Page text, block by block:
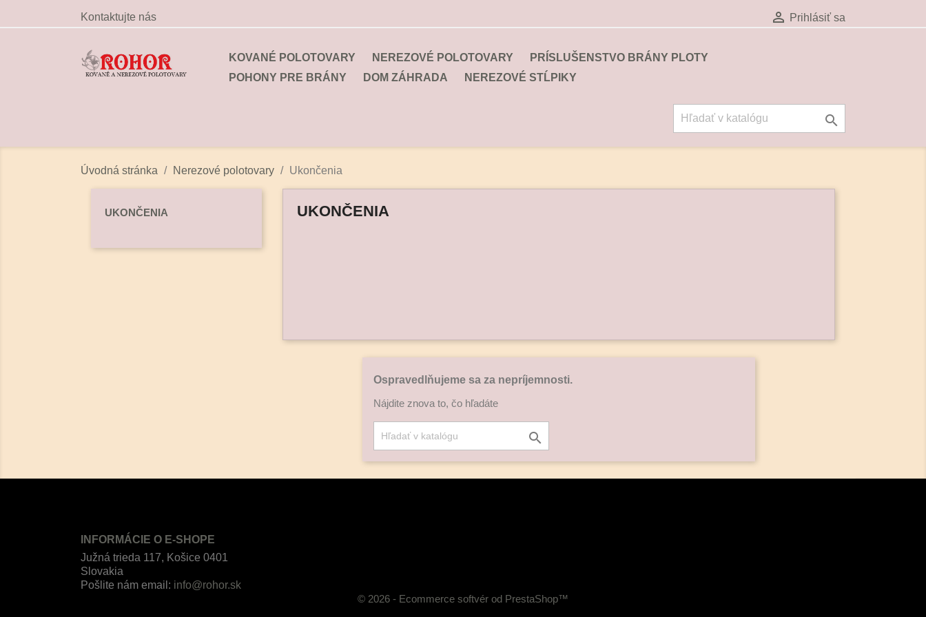
Kontaktujte nás  Prihlásiť sa
KOVANÉ POLOTOVARY NEREZOVÉ POLOTOVARY
PRÍSLUŠENSTVO BRÁNY PLOTY
POHONY PRE BRÁNY
DOM ZÁHRADA NEREZOVÉ STĹPIKY

Úvodná stránka Nerezové polotovary Ukončenia
UKONČENIA UKONČENIA
Ospravedlňujeme sa za nepríjemnosti.
Nájdite znova to, čo hľadáte

INFORMÁCIE O E-SHOPE
Južná trieda 117, Košice 0401
Slovakia
Pošlite nám email: info@rohor.sk
© 2026 - Ecommerce softvér od PrestaShop™